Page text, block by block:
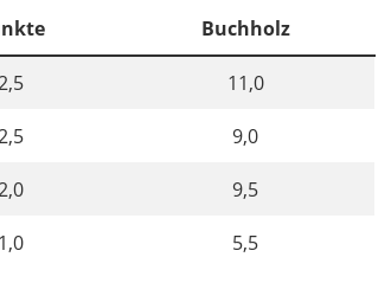
Buchholz
11,0
9,0
9,5
1,0 5,5